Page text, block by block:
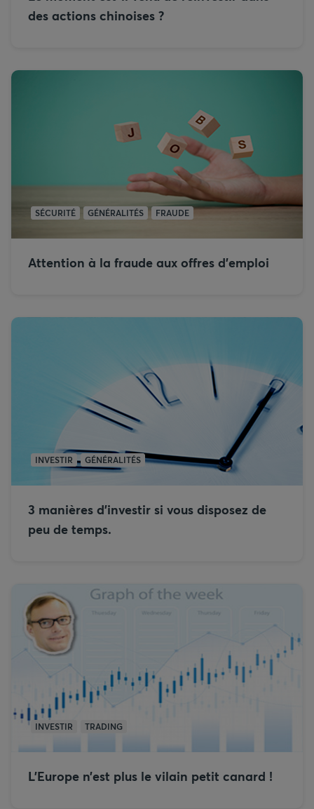
des actions chinoises ?
SÉCURITÉ GÉNÉRALITÉS FRAUDE
Attention à la fraude aux offres d’emploi
INVESTIR GÉNÉRALITÉS
3 manières d’investir si vous disposez de
peu de temps.
INVESTIR TRADING
L’Europe n’est plus le vilain petit canard !